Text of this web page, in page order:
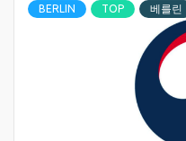
BERLIN TOP 베를린